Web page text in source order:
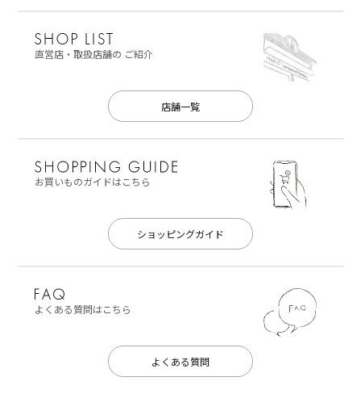
直営店・取扱店舗の ご紹介
店舗一覧
お買いものガイドはこちら
ショッピングガイド
よくある質問はこちら
よくある質問